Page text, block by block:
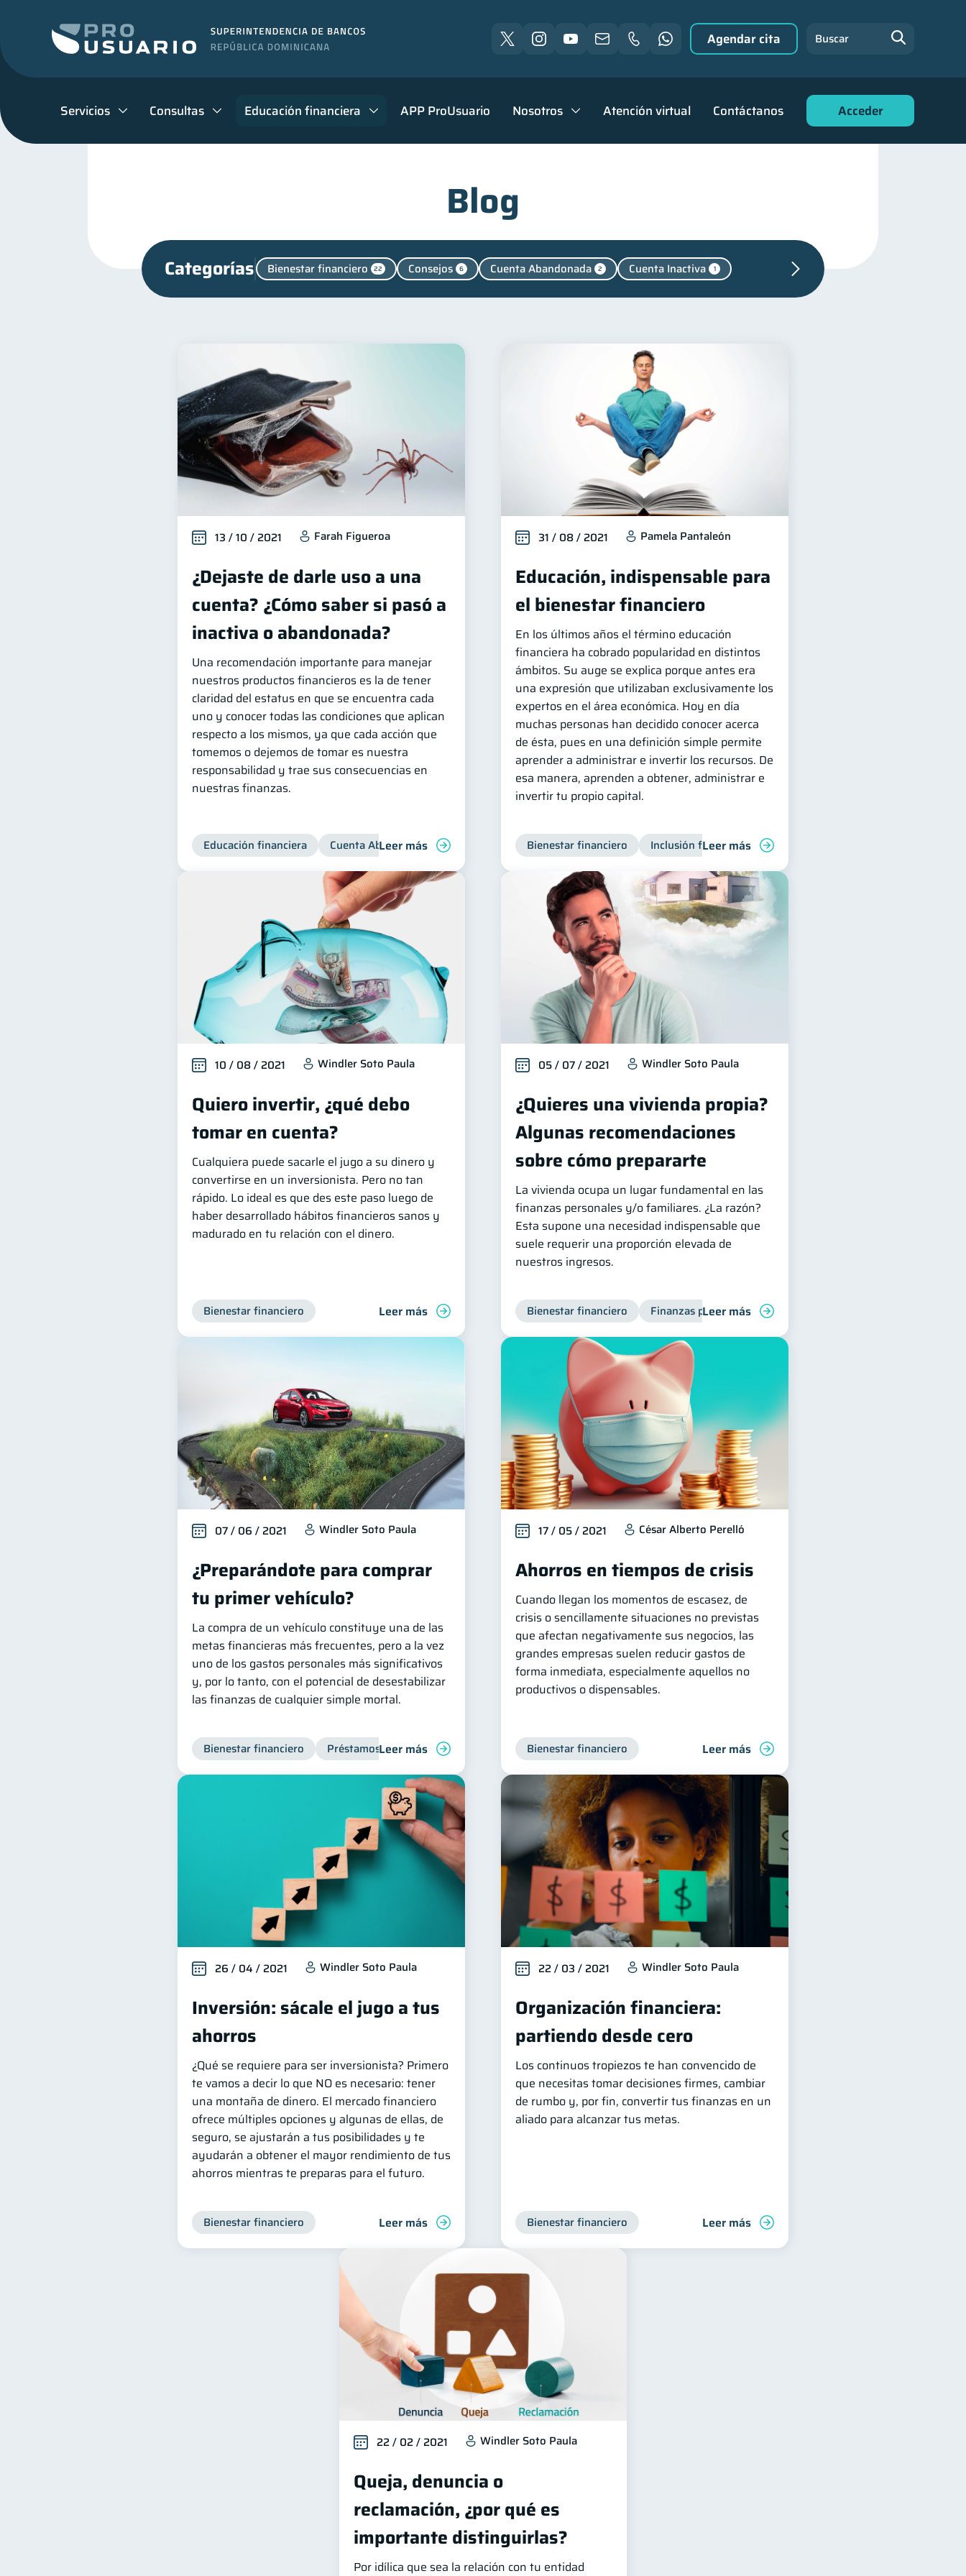
Servicios Consultas Educación financiera APP ProUsuario Nosotros Atención virtual Contáctanos Acceder
Agendar cita Buscar
Blog
Categorías Bienestar financiero 22 Consejos 6 Cuenta Abandonada 2 Cuenta Inactiva 1
Entidad financiera
Ahorro 8 Tarjeta de crédito 6 Servicios
Derechos & Deberes 4 Superintendencia de Bancos Criptomonedas 2 Inversiones
Finanzas Personales 1 Educación Financiera Información financiera 1 inversiones
ahorro 1 Retiro 1 Doble sueldo 1 Gasto responsable información financiera 1
13 / 10 / 2021 Farah Figueroa
¿Dejaste de darle uso a una
cuenta? ¿Cómo saber si pasó a
inactiva o abandonada?
Una recomendación importante para manejar
nuestros productos financieros es la de tener
claridad del estatus en que se encuentra cada
uno y conocer todas las condiciones que aplican
respecto a los mismos, ya que cada acción que
tomemos o dejemos de tomar es nuestra
responsabilidad y trae sus consecuencias en
nuestras finanzas.
Educación financiera Cuenta Abandonada Cuenta Inactiva Inclusión financiera Finanzas para jóvenes
Leer más
31 / 08 / 2021 Pamela Pantaleón
Educación, indispensable para
el bienestar financiero
En los últimos años el término educación
financiera ha cobrado popularidad en distintos
ámbitos. Su auge se explica porque antes era
una expresión que utilizaban exclusivamente los
expertos en el área económica. Hoy en día
muchas personas han decidido conocer acerca
de ésta, pues en una definición simple permite
aprender a administrar e invertir los recursos. De
esa manera, aprenden a obtener, administrar e
invertir tu propio capital.
Bienestar financiero Inclusión financiera Finanzas para jóvenes
Leer más
10 / 08 / 2021 Windler Soto Paula
Quiero invertir, ¿qué debo
tomar en cuenta?
Cualquiera puede sacarle el jugo a su dinero y
convertirse en un inversionista. Pero no tan
rápido. Lo ideal es que des este paso luego de
haber desarrollado hábitos financieros sanos y
madurado en tu relación con el dinero.
Bienestar financiero Leer más
05 / 07 / 2021 Windler Soto Paula
¿Quieres una vivienda propia?
Algunas recomendaciones
sobre cómo prepararte
La vivienda ocupa un lugar fundamental en las
finanzas personales y/o familiares. ¿La razón?
Esta supone una necesidad indispensable que
suele requerir una proporción elevada de
nuestros ingresos.
Bienestar financiero Finanzas para jóvenes
Leer más
07 / 06 / 2021 Windler Soto Paula
¿Preparándote para comprar
tu primer vehículo?
La compra de un vehículo constituye una de las
metas financieras más frecuentes, pero a la vez
uno de los gastos personales más significativos
y, por lo tanto, con el potencial de desestabilizar
las finanzas de cualquier simple mortal.
Bienestar financiero Préstamos Ahorro Finanzas para jóvenes
Leer más
17 / 05 / 2021 César Alberto Perelló
Ahorros en tiempos de crisis
Cuando llegan los momentos de escasez, de
crisis o sencillamente situaciones no previstas
que afectan negativamente sus negocios, las
grandes empresas suelen reducir gastos de
forma inmediata, especialmente aquellos no
productivos o dispensables.
Bienestar financiero Leer más
26 / 04 / 2021 Windler Soto Paula
Inversión: sácale el jugo a tus
ahorros
¿Qué se requiere para ser inversionista? Primero
te vamos a decir lo que NO es necesario: tener
una montaña de dinero. El mercado financiero
ofrece múltiples opciones y algunas de ellas, de
seguro, se ajustarán a tus posibilidades y te
ayudarán a obtener el mayor rendimiento de tus
ahorros mientras te preparas para el futuro.
Bienestar financiero Leer más
22 / 03 / 2021 Windler Soto Paula
Organización financiera:
partiendo desde cero
Los continuos tropiezos te han convencido de
que necesitas tomar decisiones firmes, cambiar
de rumbo y, por fin, convertir tus finanzas en un
aliado para alcanzar tus metas.
Bienestar financiero Leer más
22 / 02 / 2021 Windler Soto Paula
Queja, denuncia o
reclamación, ¿por qué es
importante distinguirlas?
Por idílica que sea la relación con tu entidad